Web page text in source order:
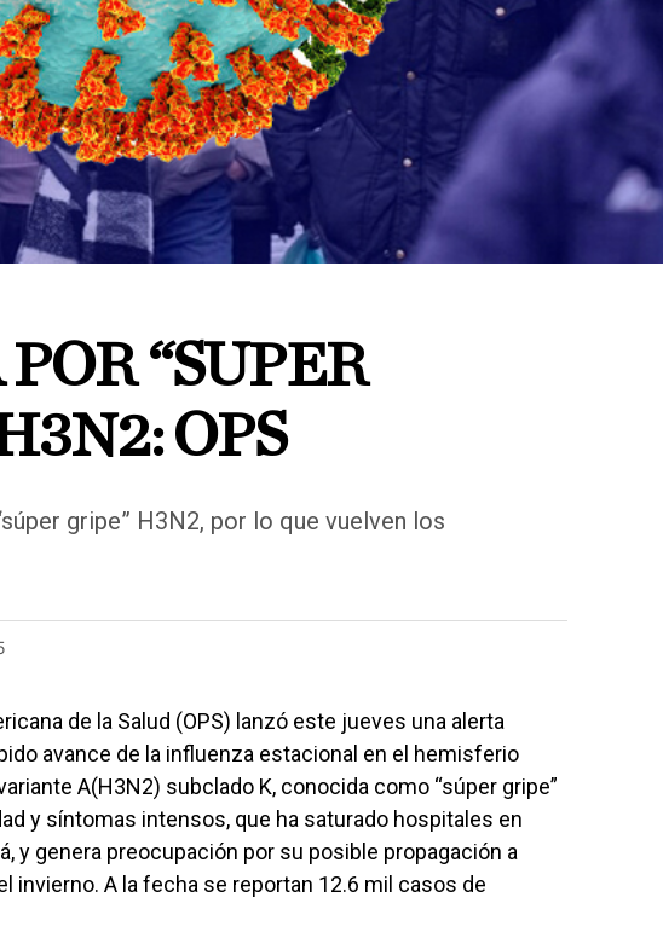
“SUPER
OPS
gripe” H3N2, por lo que vuelven los
de la Salud (OPS) lanzó este jueves una alerta
avance de la influenza estacional en el hemisferio
A(H3N2) subclado K, conocida como “súper gripe”
y síntomas intensos, que ha saturado hospitales en
y genera preocupación por su posible propagación a
invierno. A la fecha se reportan 12.6 mil casos de